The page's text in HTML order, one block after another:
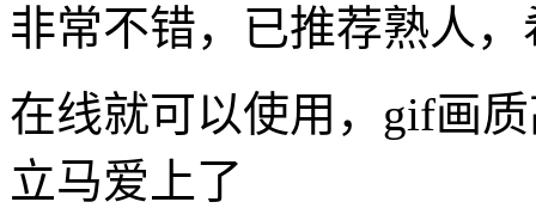
非常不错，已推荐熟人
在线就可以使用，gif画
立马爱上了